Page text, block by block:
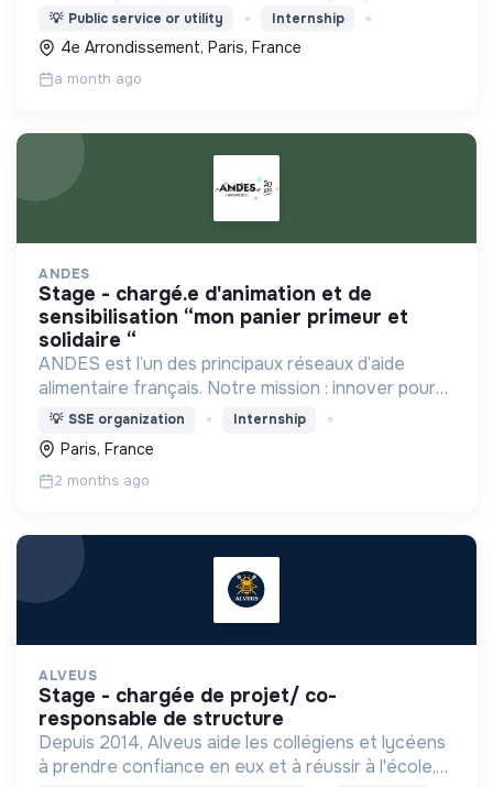
💡 Public service or utility Internship
4e Arrondissement, Paris, France
a month ago
ANDES
stage - chargé.e d'animation et de
sensibilisation “mon panier primeur et
solidaire “
ANDES est l’un des principaux réseaux d’aide
alimentaire français. Notre mission : innover pour
l’insertion durable autour d’une alimentation de
qualité pour tous.
💡 SSE organization Internship
Paris, France
2 months ago
ALVEUS
stage - chargée de projet/ co-
responsable de structure
Depuis 2014, Alveus aide les collégiens et lycéens
à prendre confiance en eux et à réussir à l'école,